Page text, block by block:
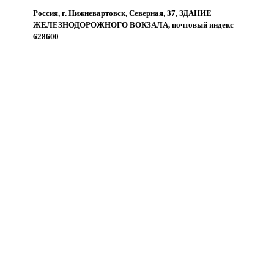
Россия, г. Нижневартовск, Северная, 37, ЗДАНИЕ
ЖЕЛЕЗНОДОРОЖНОГО ВОКЗАЛА, почтовый индекс
628600